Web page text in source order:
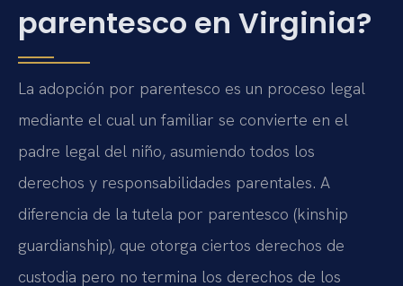
parentesco en Virginia?
La adopción por parentesco es un proceso legal
mediante el cual un familiar se convierte en el
padre legal del niño, asumiendo todos los
derechos y responsabilidades parentales. A
diferencia de la tutela por parentesco (kinship
guardianship), que otorga ciertos derechos de
custodia pero no termina los derechos de los